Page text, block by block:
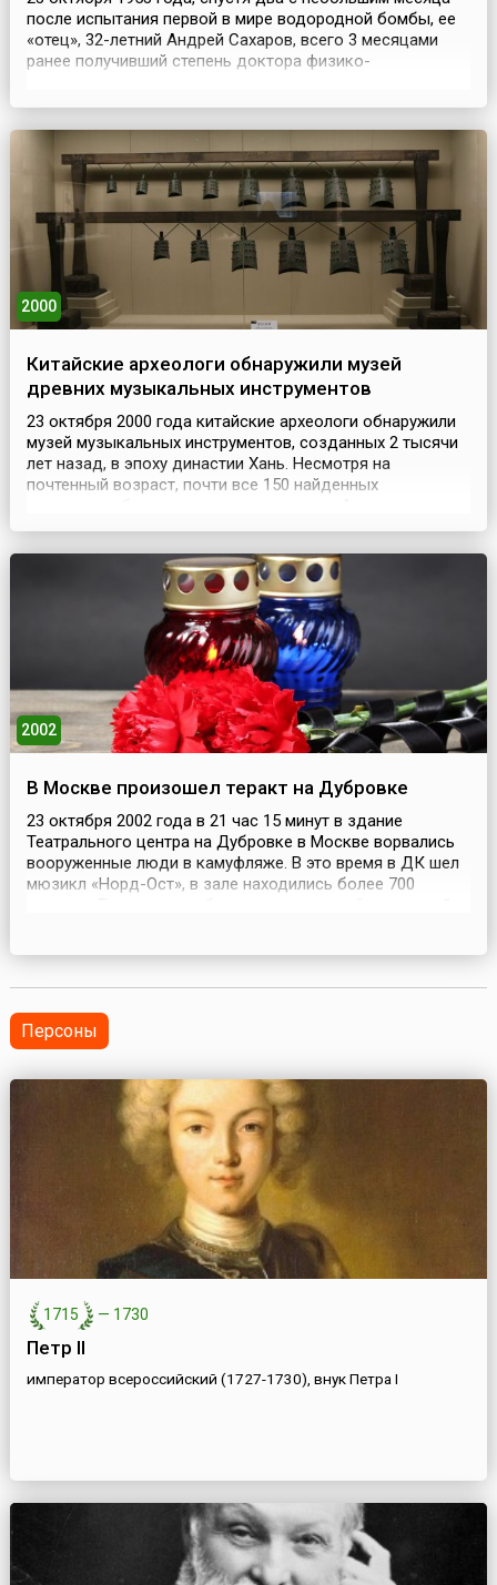
после испытания первой в мире водородной бомбы, ее
«отец», 32-летний Андрей Сахаров, всего 3 месяцами
ранее получивший степень доктора физико-
корреспондента, был сразу избран действительным
поддержали научные руководители ядерной программы
Игорь Кур...
2000
Китайские археологи обнаружили музей
древних музыкальных инструментов
23 октября 2000 года китайские археологи обнаружили
музей музыкальных инструментов, созданных 2 тысячи
лет назад, в эпоху династии Хань. Несмотря на
почтенный возраст, почти все 150 найденных
древние музыкальные инструменты, найденные на
методом 5-4 тысячелетиями до н.э. Это разного рода
свистульки и кост...
2002
В Москве произошел теракт на Дубровке
23 октября 2002 года в 21 час 15 минут в здание
Театрального центра на Дубровке в Москве ворвались
вооруженные люди в камуфляже. В это время в ДК шел
мюзикл «Норд-Ост», в зале находились более 700
Персоны
1715 — 1730
Петр II
император всероссийский (1727-1730), внук Петра I